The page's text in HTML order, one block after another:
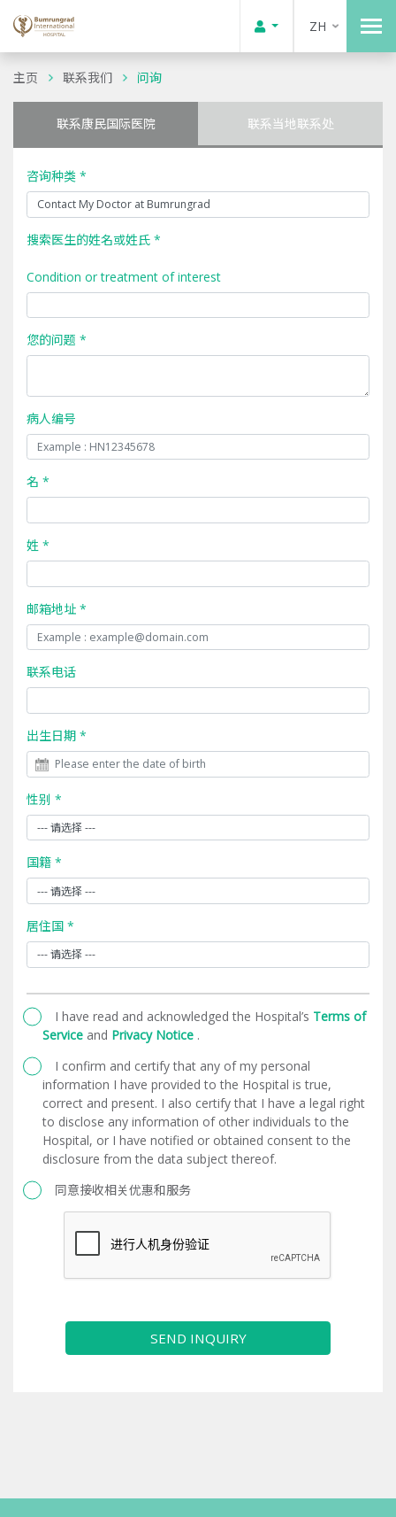
ZH
主页 联系我们 问询
联系康民国际医院 联系当地联系处
咨询种类 *
搜索医生的姓名或姓氏 *
Condition or treatment of interest
您的问题 *
病人编号
名 *
姓 *
邮箱地址 *
联系电话
出生日期 *
性别 *
国籍 *
居住国 *
I have read and acknowledged the Hospital’s Terms of
Service and Privacy Notice .
I confirm and certify that any of my personal
information I have provided to the Hospital is true,
correct and present. I also certify that I have a legal right
to disclose any information of other individuals to the
Hospital, or I have notified or obtained consent to the
disclosure from the data subject thereof.
同意接收相关优惠和服务
SEND INQUIRY